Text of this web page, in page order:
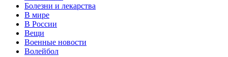
Болезни и лекарства
В мире
В России
Вещи
Военные новости
Волейбол